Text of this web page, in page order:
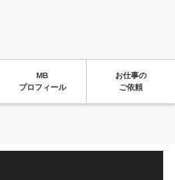
MB
プロフィール
お仕事の
ご依頼